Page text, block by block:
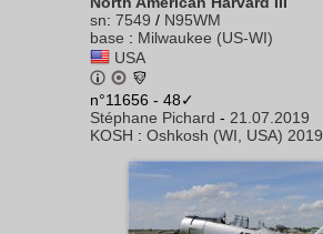
sn: 7549 / N95WM
base : Milwaukee (US-WI)
USA
n°11656 - 48✓
Stéphane Pichard - 21.07.2019
KOSH : Oshkosh (WI, USA) 2019